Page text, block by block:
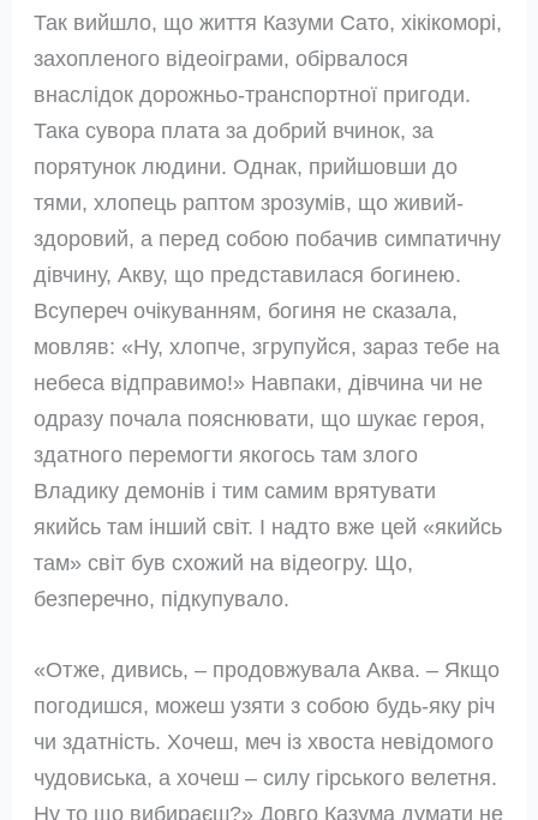
Так вийшло, що життя Казуми Сато, хікікоморі,
захопленого відеоіграми, обірвалося
внаслідок дорожньо-транспортної пригоди.
Така сувора плата за добрий вчинок, за
порятунок людини. Однак, прийшовши до
тями, хлопець раптом зрозумів, що живий-
здоровий, а перед собою побачив симпатичну
дівчину, Акву, що представилася богинею.
Всупереч очікуванням, богиня не сказала,
мовляв: «Ну, хлопче, згрупуйся, зараз тебе на
небеса відправимо!» Навпаки, дівчина чи не
одразу почала пояснювати, що шукає героя,
здатного перемогти якогось там злого
Владику демонів і тим самим врятувати
якийсь там інший світ. І надто вже цей «якийсь
там» світ був схожий на відеогру. Що,
безперечно, підкупувало.
«Отже, дивись, – продовжувала Аква. – Якщо
погодишся, можеш узяти з собою будь-яку річ
чи здатність. Хочеш, меч із хвоста невідомого
чудовиська, а хочеш – силу гірського велетня.
Ну то що вибираєш?» Довго Казума думати не